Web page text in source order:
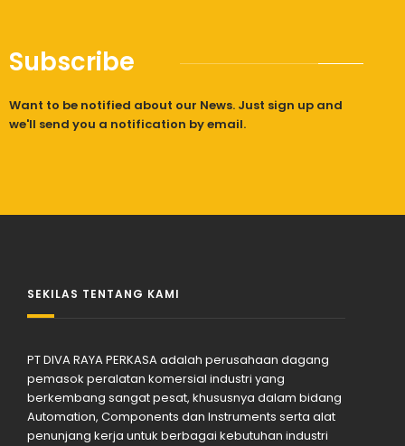
Subscribe
Want to be notified about our News. Just sign up and
we'll send you a notification by email.
SEKILAS TENTANG KAMI
PT DIVA RAYA PERKASA adalah perusahaan dagang
pemasok peralatan komersial industri yang
berkembang sangat pesat, khususnya dalam bidang
Automation, Components dan Instruments serta alat
penunjang kerja untuk berbagai kebutuhan industri